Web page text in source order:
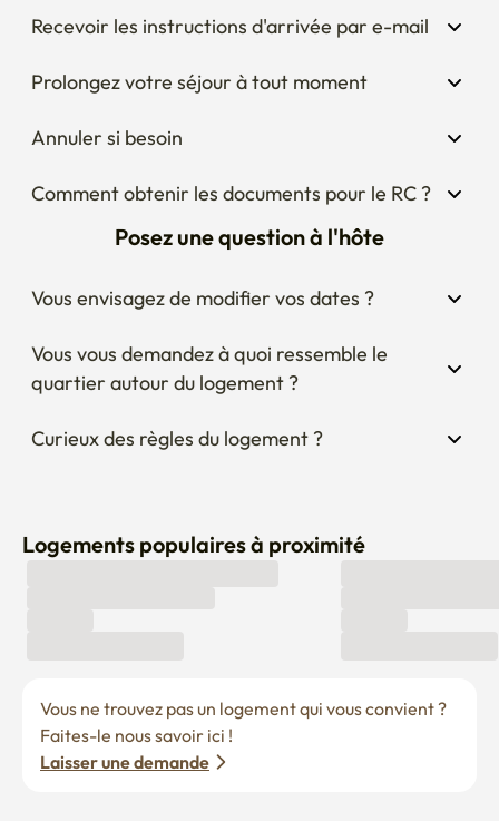
Recevoir les instructions d'arrivée par e-mail
Prolongez votre séjour à tout moment
Annuler si besoin
Comment obtenir les documents pour le RC ?
Posez une question à l'hôte
Vous envisagez de modifier vos dates ?
Vous vous demandez à quoi ressemble le
quartier autour du logement ?
Curieux des règles du logement ?
Logements populaires à proximité
Vous ne trouvez pas un logement qui vous convient ?
Faites-le nous savoir ici !
Laisser une demande